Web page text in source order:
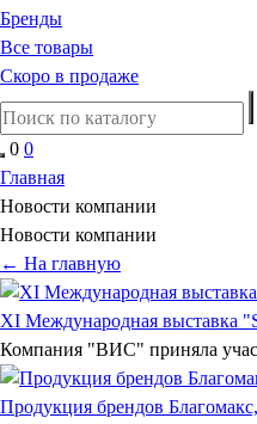
Бренды
Все товары
Скоро в продаже
0 0
Главная
Новости компании
Новости компании
← На главную
XI Международная выставка
Компания "ВИС" приняла
Продукция брендов